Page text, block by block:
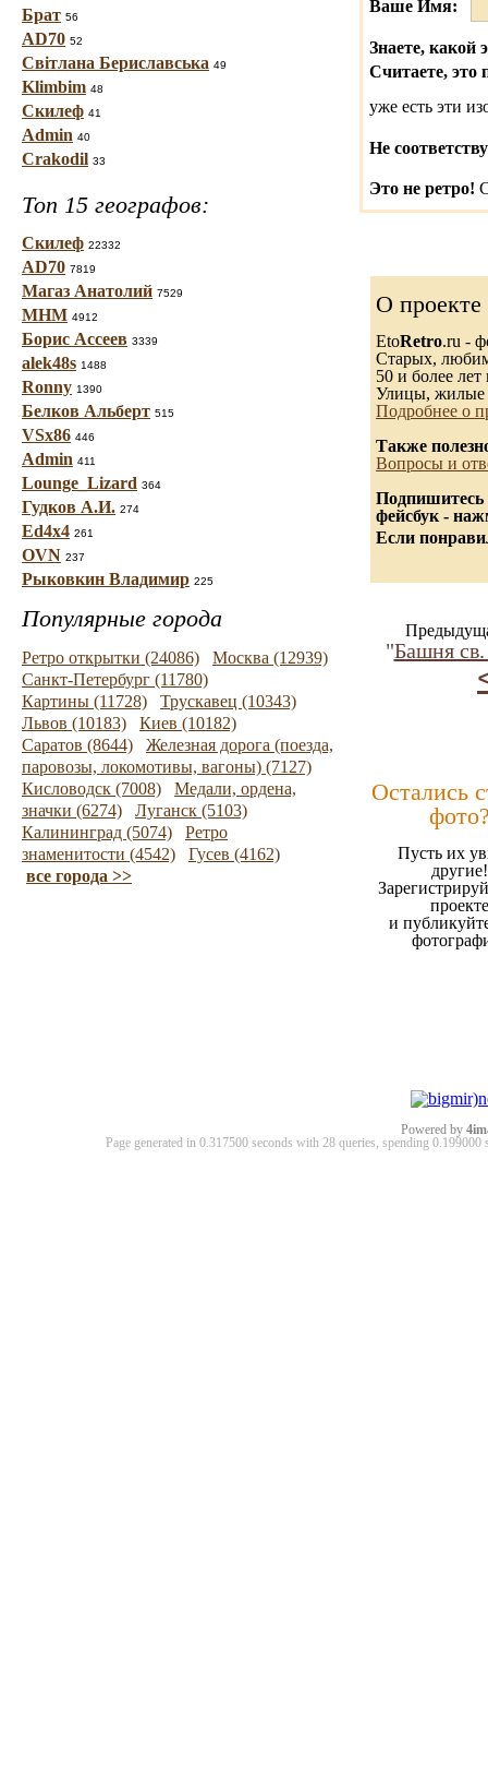
Брат 56
AD70 52
Світлана Бериславська 49
Klimbim 48
Скилеф 41
Admin 40
Crakodil 33
Топ 15 географов:
Скилеф 22332
AD70 7819
Магаз Анатолий 7529
МНМ 4912
Борис Ассеев 3339
alek48s 1488
Ronny 1390
Белков Альберт 515
VSx86 446
Admin 411
Lounge_Lizard 364
Гудков А.И. 274
Ed4x4 261
OVN 237
Рыковкин Владимир 225
Популярные города
Ретро открытки (24086)
Москва (12939)
Санкт-Петербург (11780)
Картины (11728)
Трускавец (10343)
Львов (10183)
Киев (10182)
Саратов (8644)
Железная дорога (поезда,
паровозы, локомотивы, вагоны) (7127)
Кисловодск (7008)
Медали, ордена,
значки (6274)
Луганск (5103)
Калининград (5074)
Ретро
знаменитости (4542)
Гусев (4162)
все города >>
Ваше Имя:
Знаете, какой
Считаете, это
уже есть эти
Не
Это не ретро!
О проекте
EtoRetro.ru -
Старых,
50 и более лет
Улицы, жилые
Подробнее о
Также
Вопросы и
Подпишитесь
фейсбук -
Если
"Башня
Остались
Пусть их
другие!
проекте
и
Powered by
Page generated in 0.317500 seconds with 28 queries, spending